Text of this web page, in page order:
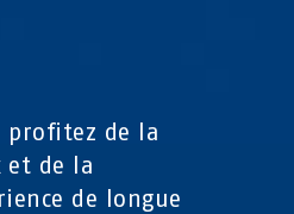
profitez de la
et de la
de longue